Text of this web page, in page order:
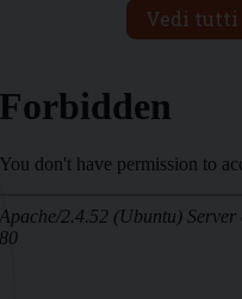
Vedi tutti